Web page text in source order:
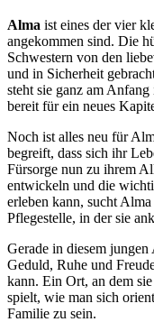
Alma ist eines der vier
angekommen sind. Die
Schwestern von den
und in Sicherheit
steht sie ganz am
bereit für ein neues
Noch ist alles neu für
begreift, dass sich ihr
Fürsorge nun zu ihrem
entwickeln und die
erleben kann, sucht
Pflegestelle, in der sie
Gerade in diesem
Geduld, Ruhe und
kann. Ein Ort, an dem
spielt, wie man sich
Familie zu sein.